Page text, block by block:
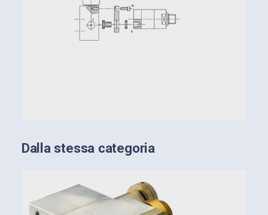
Dalla stessa categoria